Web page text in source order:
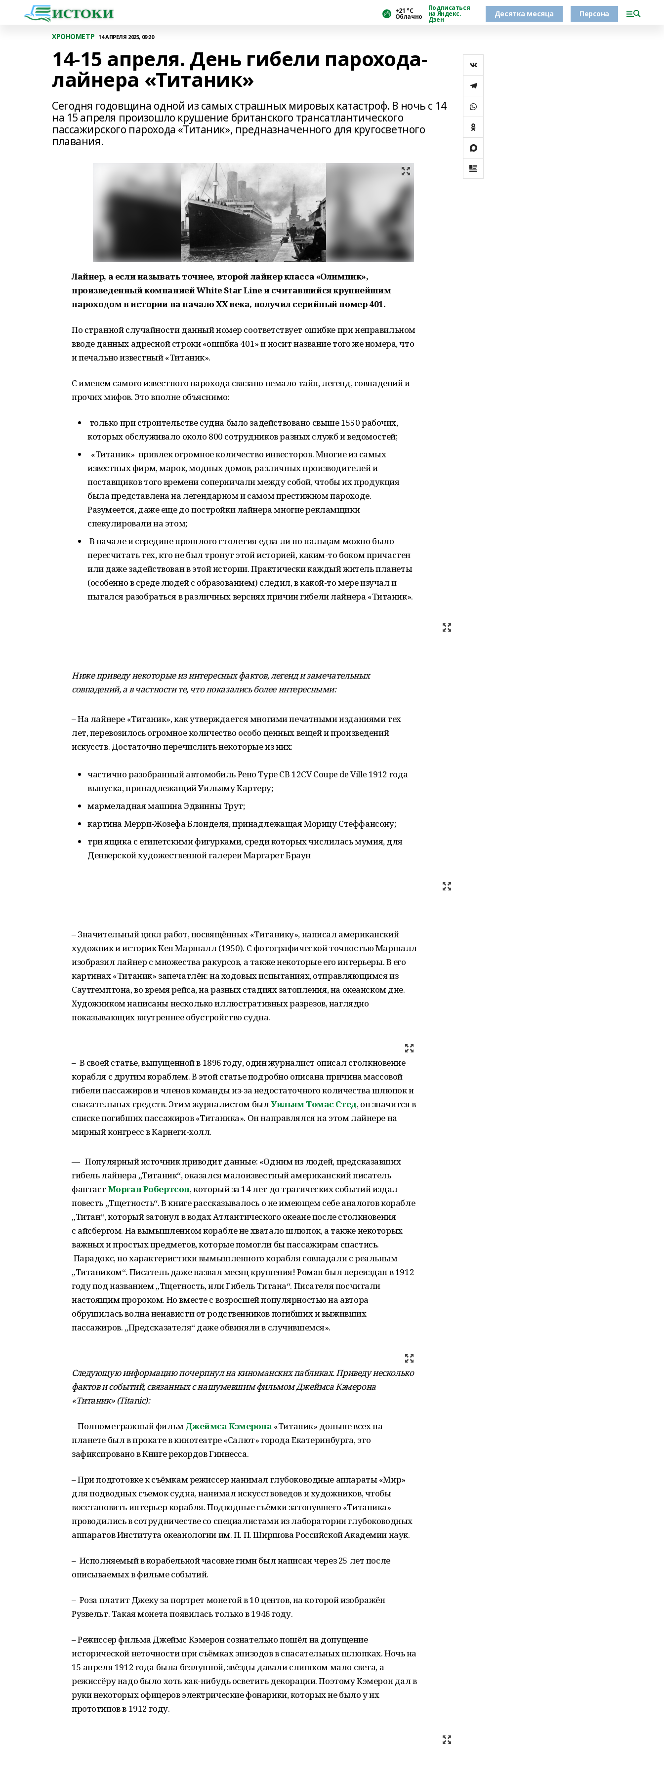
+21 °С
Облачно
Подписаться
на Яндекс.
Дзен
Десятка месяца Персона
ХРОНОМЕТР 14 АПРЕЛЯ 2025, 09:20
14-15 апреля. День гибели парохода-
лайнера «Титаник»
Сегодня годовщина одной из самых страшных мировых катастроф. В ночь с 14
на 15 апреля произошло крушение британского трансатлантического
пассажирского парохода «Титаник», предназначенного для кругосветного
плавания.
Лайнер, а если называть точнее, второй лайнер класса «Олимпик»,
произведенный компаниейWhiteStarLineи считавшийся крупнейшим
пароходом в истории на начало ХХ века, получил серийный номер 401.
По странной случайности данный номер соответствует ошибке при неправильном
вводе данных адресной строки «ошибка 401» и носит название того же номера, что
и печально известный «Титаник».
С именем самого известного парохода связано немало тайн, легенд, совпадений и
прочих мифов. Это вполне объяснимо:
только при строительстве судна было задействовано свыше 1550 рабочих,
которых обслуживало около 800 сотрудников разных служб и ведомостей;
«Титаник» привлек огромное количество инвесторов. Многие из самых
известных фирм, марок, модных домов, различных производителей и
поставщиков того времени соперничали между собой, чтобы их продукция
была представлена на легендарном и самом престижном пароходе.
Разумеется, даже еще до постройки лайнера многие рекламщики
спекулировали на этом;
В начале и середине прошлого столетия едва ли по пальцам можно было
пересчитать тех, кто не был тронут этой историей, каким-то боком причастен
или даже задействован в этой истории. Практически каждый житель планеты
(особенно в среде людей с образованием) следил, в какой-то мере изучал и
пытался разобраться в различных версиях причин гибели лайнера «Титаник».
Ниже приведу некоторые из интересных фактов, легенд и замечательных
совпадений, а в частности те, что показались более интересными:
– На лайнере «Титаник», как утверждается многими печатными изданиями тех
лет, перевозилось огромное количество особо ценных вещей и произведений
искусств. Достаточно перечислить некоторые из них:
частично разобранный автомобиль Рено Туре СВ 12CV Coupe de Ville 1912 года
выпуска, принадлежащий Уильяму Картеру;
мармеладная машина Эдвинны Трут;
картина Мерри-Жозефа Блонделя, принадлежащая Морицу Стеффансону;
три ящика с египетскими фигурками, среди которых числилась мумия, для
Денверской художественной галереи Маргарет Браун
– Значительный цикл работ, посвящённых «Титанику», написал американский
художник и историк Кен Маршалл (1950). С фотографической точностью Маршалл
изобразил лайнер с множества ракурсов, а также некоторые его интерьеры. В его
картинах «Титаник» запечатлён: на ходовых испытаниях, отправляющимся из
Саутгемптона, во время рейса, на разных стадиях затопления, на океанском дне.
Художником написаны несколько иллюстративных разрезов, наглядно
показывающих внутреннее обустройство судна.
– В своей статье, выпущенной в 1896 году, один журналист описал столкновение
корабля с другим кораблем. В этой статье подробно описана причина массовой
гибели пассажиров и членов команды из-за недостаточного количества шлюпок и
спасательных средств. Этим журналистом былУильям Томас Стед, он значится в
списке погибших пассажиров «Титаника». Он направлялся на этом лайнере на
мирный конгресс в Карнеги-холл.
— Популярный источник приводит данные: «Одним из людей, предсказавших
гибель лайнера „Титаник“, оказался малоизвестный американский писатель
фантаст Морган Робертсон, который за 14 лет до трагических событий издал
повесть „Тщетность“. В книге рассказывалось о не имеющем себе аналогов корабле
„Титан“, который затонул в водах Атлантического океане после столкновения
с айсбергом. На вымышленном корабле не хватало шлюпок, а также некоторых
важных и простых предметов, которые помогли бы пассажирам спастись.
Парадокс, но характеристики вымышленного корабля совпадали с реальным
„Титаником“. Писатель даже назвал месяц крушения! Роман был переиздан в 1912
году под названием „Тщетность, или Гибель Титана“. Писателя посчитали
настоящим пророком. Но вместе с возросшей популярностью на автора
обрушилась волна ненависти от родственников погибших и выживших
пассажиров. „Предсказателя“ даже обвиняли в случившемся».
Следующую информацию почерпнул на киноманских пабликах. Приведу несколько
фактов и событий, связанных с нашумевшим фильмом Джеймса Кэмерона
«Титаник» (Titanic):
– Полнометражный фильмДжеймса Кэмерона «Титаник» дольше всех на
планете был в прокате в кинотеатре «Салют» города Екатеринбурга, это
зафиксировано в Книге рекордов Гиннесса.
– При подготовке к съёмкам режиссер нанимал глубоководные аппараты «Мир»
для подводных съемок судна, нанимал искусствоведов и художников, чтобы
восстановить интерьер корабля. Подводные съёмки затонувшего «Титаника»
проводились в сотрудничестве со специалистами из лаборатории глубоководных
аппаратов Института океанологии им. П. П. Ширшова Российской Академии наук.
– Исполняемый в корабельной часовне гимн был написан через 25 лет после
описываемых в фильме событий.
– Роза платит Джеку за портрет монетой в 10 центов, на которой изображён
Рузвельт. Такая монета появилась только в 1946 году.
– Режиссер фильма Джеймс Кэмерон сознательно пошёл на допущение
исторической неточности при съёмках эпизодов в спасательных шлюпках. Ночь на
15 апреля 1912 года была безлунной, звёзды давали слишком мало света, а
режиссёру надо было хоть как-нибудь осветить декорации. Поэтому Кэмерон дал в
руки некоторых офицеров электрические фонарики, которых не было у их
прототипов в 1912 году.